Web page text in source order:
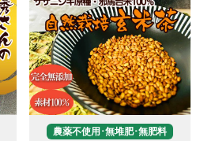
農薬不使用･無堆肥･無肥料